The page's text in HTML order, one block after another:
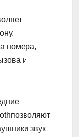
номера,
и
звук